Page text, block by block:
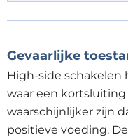
Gevaarlijke
High-side schakelen
waar een
waarschijnlijker zijn
positieve voeding.